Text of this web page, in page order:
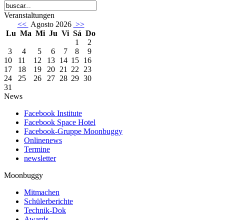
Veranstaltungen
<< Agosto 2026 >>
Lu Ma Mi Ju Vi Sá Do
1
2
3
4 5 6 7 8
9
10
11 12 13 14 15 16
17
18 19 20 21 22 23
24
25 26 27 28 29 30
31
News
Facebook Institute
Facebook Space Hotel
Facebook-Gruppe Moonbuggy
Onlinenews
Termine
newsletter
Moonbuggy
Mitmachen
Schülerberichte
Technik-Dok